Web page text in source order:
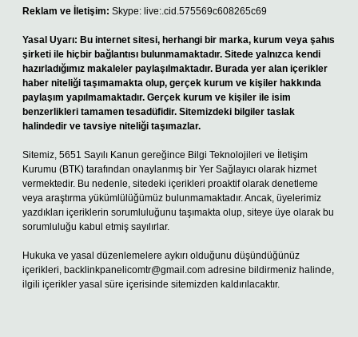
Reklam ve İletişim: Skype: live:.cid.575569c608265c69
Yasal Uyarı: Bu internet sitesi, herhangi bir marka, kurum veya şahıs
şirketi ile hiçbir bağlantısı bulunmamaktadır. Sitede yalnızca kendi
hazırladığımız makaleler paylaşılmaktadır. Burada yer alan içerikler
haber niteliği taşımamakta olup, gerçek kurum ve kişiler hakkında
paylaşım yapılmamaktadır. Gerçek kurum ve kişiler ile isim
benzerlikleri tamamen tesadüfidir. Sitemizdeki bilgiler taslak
halindedir ve tavsiye niteliği taşımazlar.
Sitemiz, 5651 Sayılı Kanun gereğince Bilgi Teknolojileri ve İletişim
Kurumu (BTK) tarafından onaylanmış bir Yer Sağlayıcı olarak hizmet
vermektedir. Bu nedenle, sitedeki içerikleri proaktif olarak denetleme
veya araştırma yükümlülüğümüz bulunmamaktadır. Ancak, üyelerimiz
yazdıkları içeriklerin sorumluluğunu taşımakta olup, siteye üye olarak bu
sorumluluğu kabul etmiş sayılırlar.
Hukuka ve yasal düzenlemelere aykırı olduğunu düşündüğünüz
içerikleri, backlinkpanelicomtr@gmail.com adresine bildirmeniz halinde,
ilgili içerikler yasal süre içerisinde sitemizden kaldırılacaktır.